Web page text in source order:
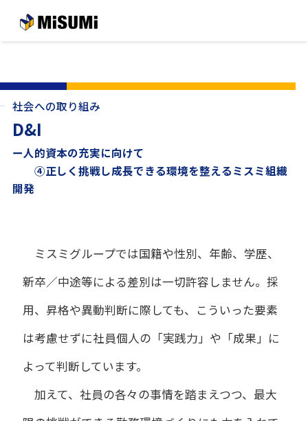
メインコンテンツへスキップする
社会への取り組み
D&I
ー人的資本の充実に向けて
④正しく挑戦し成長できる環境を整えるミスミ組織
開発
ミスミグループでは国籍や性別、年齢、学歴、
新卒／中途等による差別は一切許容しません。採
用、昇格や異動判断に際しても、こういった要素
は考慮せずに社員個人の「実践力」や「成果」に
よって判断しています。
加えて、社員の各々の事情を踏まえつつ、最大